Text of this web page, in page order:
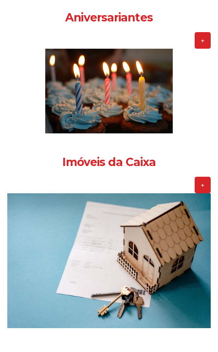
Aniversariantes
+
Imóveis da Caixa
+